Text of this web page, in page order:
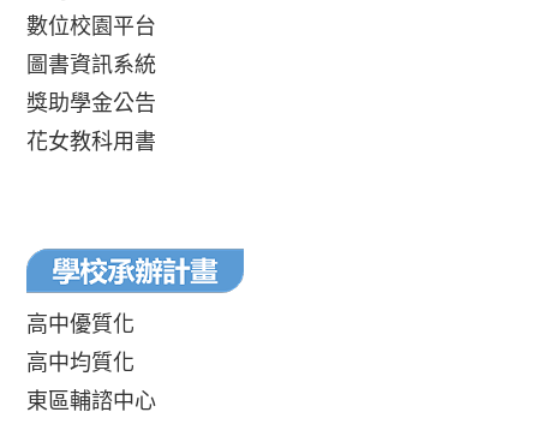
數位校園平台
圖書資訊系統
獎助學金公告
花女教科用書
高中優質化
高中均質化
東區輔諮中心